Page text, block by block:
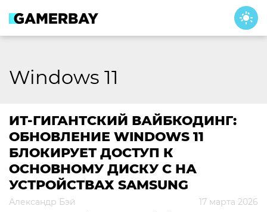
content
Windows 11
ИТ-ГИГАНТСКИЙ ВАЙБКОДИНГ:
ОБНОВЛЕНИЕ WINDOWS 11
БЛОКИРУЕТ ДОСТУП К
ОСНОВНОМУ ДИСКУ С НА
УСТРОЙСТВАХ SAMSUNG
Александр Бэй 17 марта 2026